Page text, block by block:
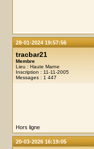
28-01-2024 19:57:56
tracbar21
Membre
Lieu : Haute Marne
Inscription : 11-11-2005
Messages : 1 447
Hors ligne
20-03-2026 16:19:05